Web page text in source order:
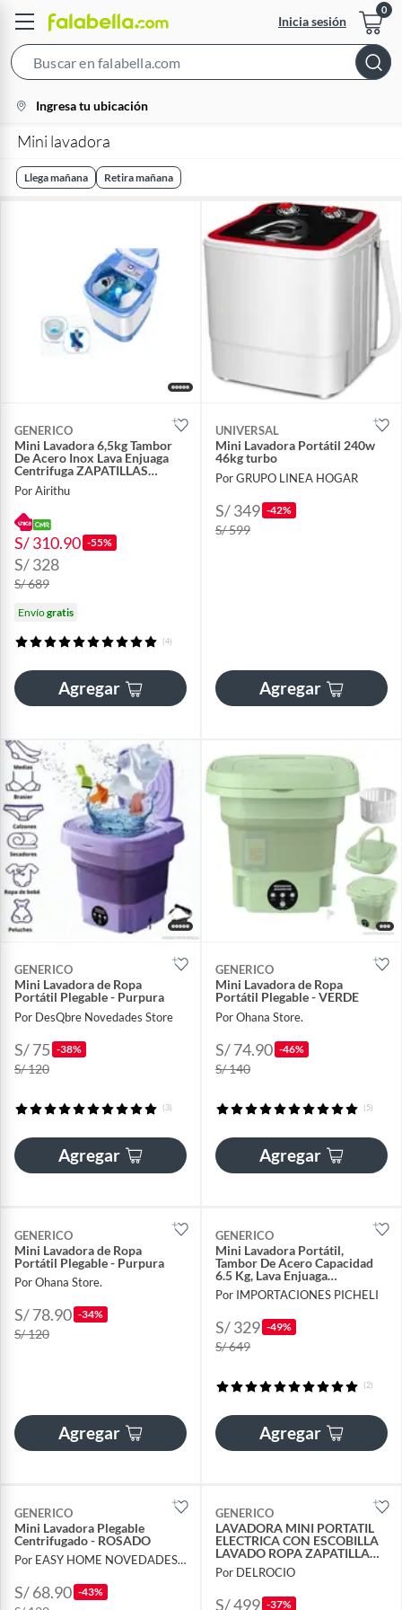
Inicia sesión
Bar
location-
icon
Ingresa tu ubicación
Mini lavadora
Llega mañana Retira mañana
GENERICO
Mini Lavadora 6,5kg Tambor
De Acero Inox Lava Enjuaga
Centrifuga ZAPATILLAS
PRENDAS PEQUEÑAS
Por Airithu
S/ 310.90 -55%
S/ 328
S/ 689
Envíogratis
(4)
Agregar
UNIVERSAL
Mini Lavadora Portátil 240w
46kg turbo
Por GRUPO LINEA HOGAR
S/ 349 -42%
S/ 599
Agregar
GENERICO
Mini Lavadora de Ropa
Portátil Plegable - Purpura
Por DesQbre Novedades Store
S/ 75 -38%
S/ 120
(3)
Agregar
GENERICO
Mini Lavadora de Ropa
Portátil Plegable - VERDE
Por Ohana Store.
S/ 74.90 -46%
S/ 140
(5)
Agregar
GENERICO
Mini Lavadora de Ropa
Portátil Plegable - Purpura
Por Ohana Store.
S/ 78.90 -34%
S/ 120
Agregar
GENERICO
Mini Lavadora Portátil,
Tambor De Acero Capacidad
6.5 Kg, Lava Enjuaga
Centrifuga
Por IMPORTACIONES PICHELI
S/ 329 -49%
S/ 649
(2)
Agregar
GENERICO
Mini Lavadora Plegable
Centrifugado - ROSADO
Por EASY HOME NOVEDADES EIRL
S/ 68.90 -43%
GENERICO
LAVADORA MINI PORTATIL
ELECTRICA CON ESCOBILLA
LAVADO ROPA ZAPATILLA
CON CENTRIFUGADO
TAMBOR METAL
Por DELROCIO
S/ 499 -37%